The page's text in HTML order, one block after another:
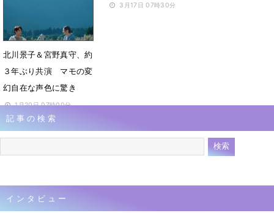
3月17日 07時30分
北川景子＆宮野真守、約
３年ぶり共演 マモの変
幻自在な声色に驚き
1月20日 07時00分
記事の検索
インタビュー